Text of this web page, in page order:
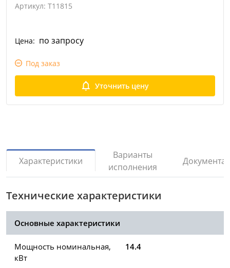
Артикул: T11815
Цена: по запросу
Под заказ
Уточнить цену
Характеристики
Варианты
исполнения
Технические характеристики
Основные характеристики
Мощность номинальная,
кВт
14.4